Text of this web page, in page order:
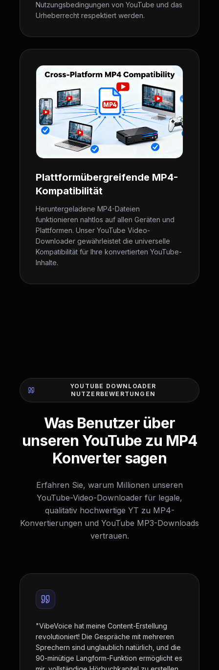
Nutzungsbedingungen von YouTube und das
Urheberrecht respektiert werden.
Plattformübergreifende MP4-
Kompatibilität
Heruntergeladene MP4-Dateien
funktionieren nahtlos auf allen Geräten und
Plattformen. Unser YouTube Video-
Downloader gewährleistet die universelle
Kompatibilität für Ihre konvertierten YouTube-
Inhalte.
YOUTUBE DOWNLOADER
NUTZERBEWERTUNGEN
Was Benutzer über
unseren YouTube zu MP4
Konverter sagen
Erfahren Sie, warum Millionen unseren
YouTube-Video-Downloader für legale,
qualitativ hochwertige YT zu MP4-
Konvertierungen und YouTube MP3-Downloads
vertrauen.
"VibeVoice hat meine Content-Erstellung
revolutioniert! Die Gespräche mit mehreren
Sprechern sind unglaublich natürlich, und die
90-minütige Langform-Funktion ermöglicht es